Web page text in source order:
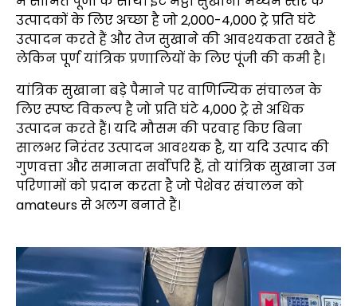
उत्पादकों के लिए अच्छा है जो 2,000-4,000 ट्रे प्रति घंटे
उत्पादन करते हैं और तेज सुखाने की आवश्यकता रखते हैं
लेकिन पूर्ण यांत्रिक प्रणालियों के लिए पूंजी की कमी है।
यांत्रिक सुखाना बड़े पैमाने पर वाणिज्यिक संचालन के
लिए स्पष्ट विकल्प है जो प्रति घंटे 4,000 ट्रे से अधिक
उत्पादन करते हैं। यदि मौसम की परवाह किए बिना
सालभर निरंतर उत्पादन आवश्यक है, या यदि उत्पाद की
गुणवत्ता और समानता सर्वोपरि हैं, तो यांत्रिक सुखाना उन
परिणामों को प्रदान करता है जो पेशेवर संचालन को
amateurs से अलग बनाते हैं।